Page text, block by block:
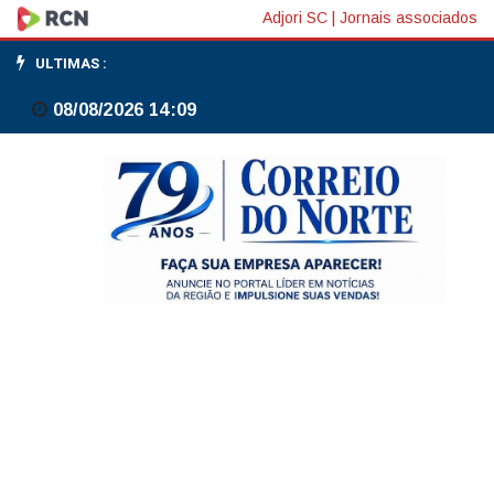
Brasil
mira
fim
contra
Adjori SC Jornais associados
ULTIMAS :
08/08/2026 14:09